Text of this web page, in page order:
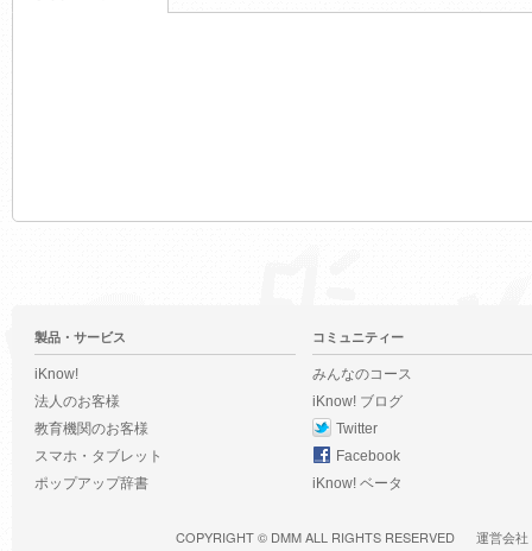
製品・サービス
iKnow!
法人のお客様
教育機関のお客様
スマホ・タブレット
ポップアップ辞書
コミュニティー
みんなのコース
iKnow! ブログ
Twitter
Facebook
iKnow! ベータ
COPYRIGHT © DMMALL RIGHTS RESERVED 運営会社